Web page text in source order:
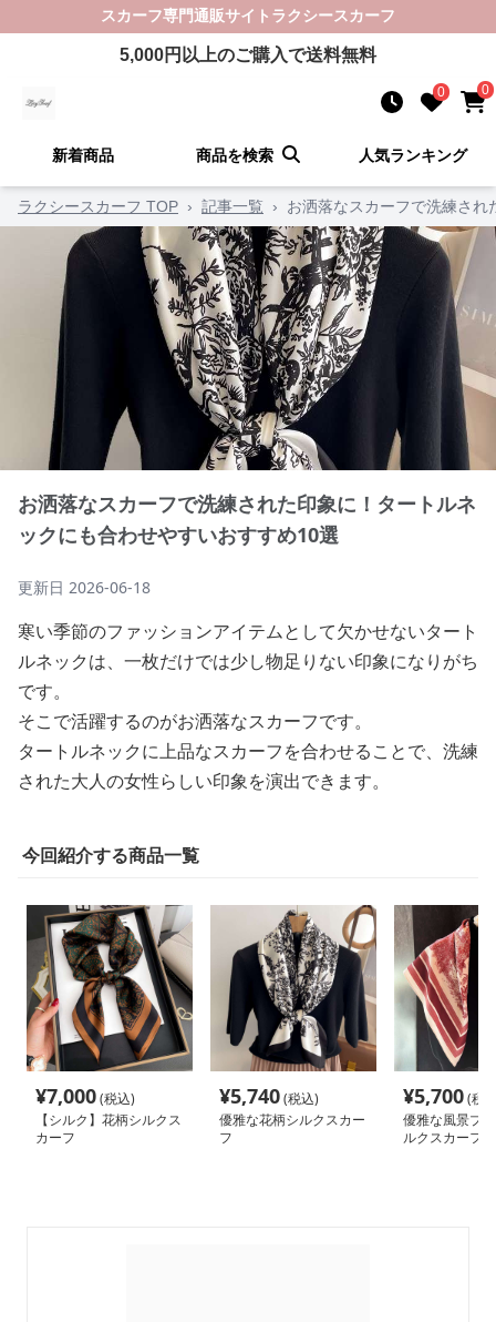
スカーフ専門通販サイト ラクシースカーフ
5,000円以上のご購入で送料無料
0 0
新着商品 商品を検索 人気ランキング
ラクシースカーフ TOP › 記事一覧 › お洒落なスカーフで洗練さ
お洒落なスカーフで洗練された印象に！タートルネ
ックにも合わせやすいおすすめ10選
更新日 2026-06-18
寒い季節のファッションアイテムとして欠かせないタート
ルネックは、一枚だけでは少し物足りない印象になりがち
です。
そこで活躍するのがお洒落なスカーフです。
タートルネックに上品なスカーフを合わせることで、洗練
された大人の女性らしい印象を演出できます。
今回紹介する商品一覧
¥7,000(税込)
【シルク】花柄シルクス
カーフ
¥5,740(税込)
優雅な花柄シルクスカー
フ
¥5,700(税
優雅な風景プ
ルクスカーフ